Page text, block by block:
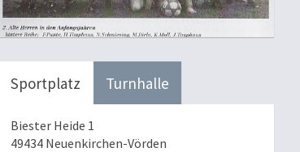
Sportplatz Turnhalle
Biester Heide 1
49434 Neuenkirchen-Vörden